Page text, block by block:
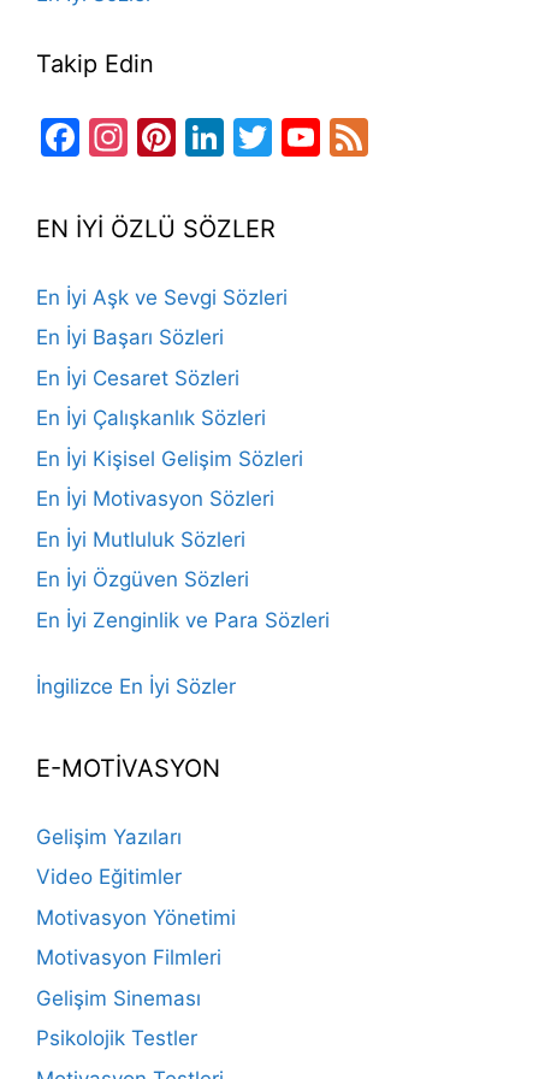
Takip Edin
Facebook
Instagram
Pinterest
LinkedIn
TwitterYouTube
EN İYİ ÖZLÜ SÖZLER
En İyi Aşk ve Sevgi Sözleri
En İyi Başarı Sözleri
En İyi Cesaret Sözleri
En İyi Çalışkanlık Sözleri
En İyi Kişisel Gelişim Sözleri
En İyi Motivasyon Sözleri
En İyi Mutluluk Sözleri
En İyi Özgüven Sözleri
En İyi Zenginlik ve Para Sözleri
İngilizce En İyi Sözler
E-MOTİVASYON
Gelişim Yazıları
Video Eğitimler
Motivasyon Yönetimi
Motivasyon Filmleri
Gelişim Sineması
Psikolojik Testler